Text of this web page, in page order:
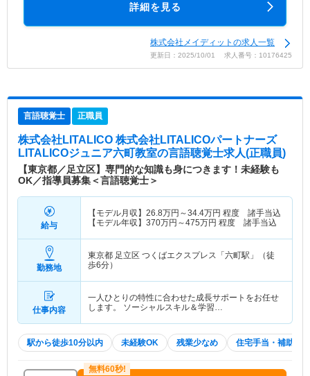
詳細を見る
株式会社メイディットの求人一覧
更新日：2025/10/01 求人番号：10176425
言語聴覚士 正職員
株式会社LITALICO 株式会社LITALICOパートナーズ
LITALICOジュニア六町教室の言語聴覚士求人(正職員)
【東京都／足立区】専門的な知識も身につきます！未経験も
OK／指導員募集＜言語聴覚士＞
給与
【モデル月収】 26.8万円～34.4万円 程度 諸手当込
【モデル年収】 370万円～475万円 程度 諸手当込
勤務地
東京都 足立区 つくばエクスプレス「六町駅」（徒
歩6分）
仕事内容
一人ひとりの特性に合わせた成長サポートをお任せ
します。 ソーシャルスキル＆学習…
駅から徒歩10分以内 未経験OK 残業少なめ 住宅手当・補助